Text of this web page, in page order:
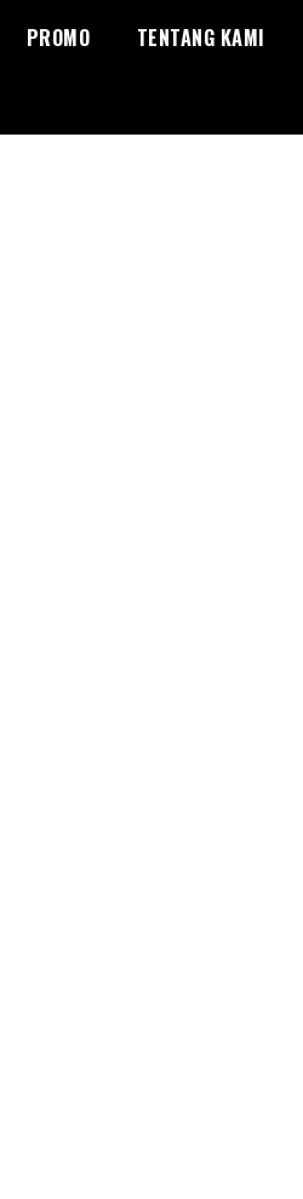
PROMO TENTANG KAMI